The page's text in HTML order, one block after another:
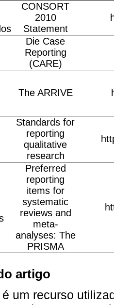
CONSORT
2010
Statement
Die Case
Reporting
(CARE)
The ARRIVE
Standards for
reporting
qualitative
research
Preferred
reporting
items for
systematic
reviews and
meta-
analyses: The
PRISMA
artigo
um recurso